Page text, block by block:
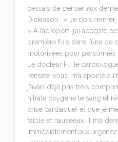
cessais de penser aux
Dickinson : « Je dois rentrer,
» A l’aéroport, j’ai accepté
première fois dans l’une de
motorisées pour personnes
Le docteur H., le
rendez-vous, m’a appelé à
j’avais déjà pris trois
nitrate oxygène le sang et
crise cardiaque) et que je
faible et nauséeux, il m’a
immédiatement aux